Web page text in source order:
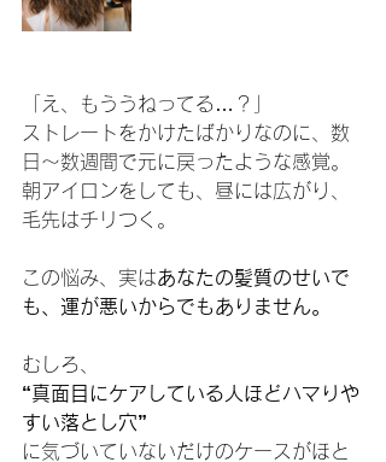
「え、もううねってる…？」
ストレートをかけたばかりなのに、数
日〜数週間で元に戻ったような感覚。
朝アイロンをしても、昼には広がり、
毛先はチリつく。
この悩み、実はあなたの髪質のせいで
も、運が悪いからでもありません。
むしろ、
“真面目にケアしている人ほどハマりや
すい落とし穴”
に気づいていないだけのケースがほと